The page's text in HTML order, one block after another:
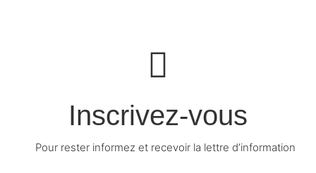
Inscrivez-vous
Pour rester informez et recevoir la lettre d’information